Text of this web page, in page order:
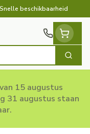
Snelle beschikbaarheid
Zoek
15 augustus
31 augustus staan